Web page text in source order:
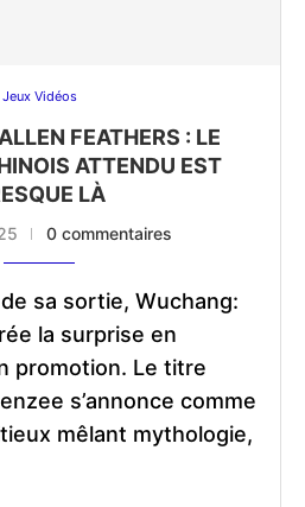
Jeux Vidéos
FEATHERS : LE
ATTENDU EST
LÀ
0 commentaires
sa sortie, Wuchang:
la surprise en
promotion. Le titre
s’annonce comme
mêlant mythologie,